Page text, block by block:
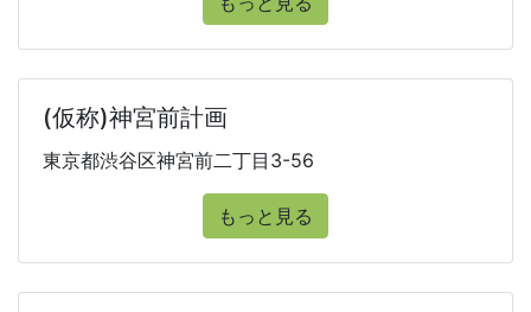
(仮称)神宮前計画
東京都渋谷区神宮前二丁目3-56
もっと見る